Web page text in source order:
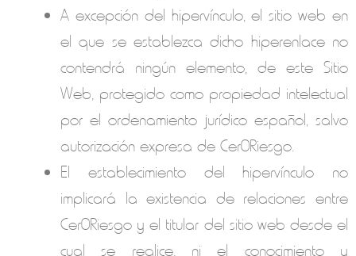
A excepción del hipervínculo, el sitio web en
el que se establezca dicho hiperenlace no
contendrá ningún elemento, de este Sitio
Web, protegido como propiedad intelectual
por el ordenamiento jurídico español, salvo
autorización expresa de Cer0Riesgo.
El establecimiento del hipervínculo no
implicará la existencia de relaciones entre
Cer0Riesgo y el titular del sitio web desde el
cual se realice, ni el conocimiento y